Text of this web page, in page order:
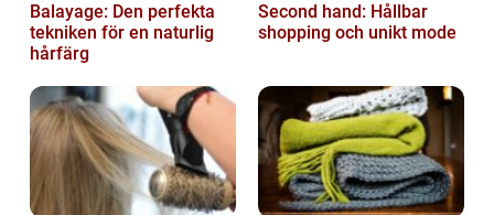
Balayage: Den perfekta
tekniken för en naturlig
hårfärg
Second hand: Hållbar
shopping och unikt mode